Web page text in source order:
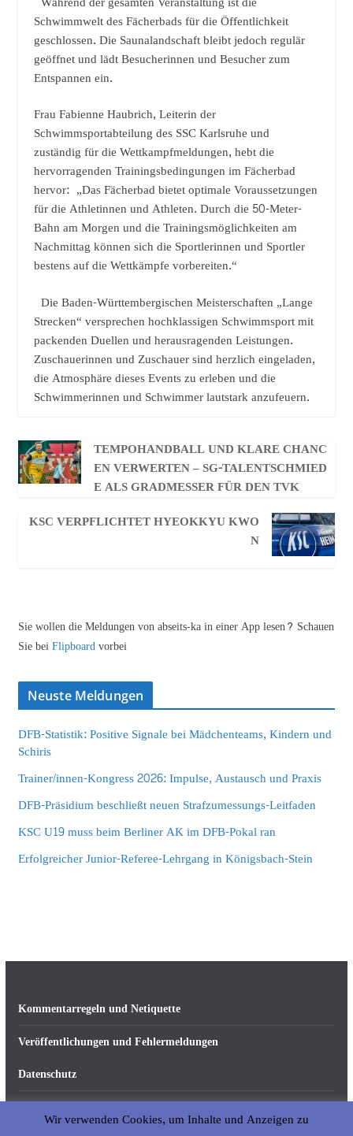
Schwimmwelt des Fächerbads für die Öffentlichkeit
geschlossen. Die Saunalandschaft bleibt jedoch regulär
geöffnet und lädt Besucherinnen und Besucher zum
Entspannen ein.
Frau Fabienne Haubrich, Leiterin der
Schwimmsportabteilung des SSC Karlsruhe und
zuständig für die Wettkampfmeldungen, hebt die
hervorragenden Trainingsbedingungen im Fächerbad
hervor: „Das Fächerbad bietet optimale Voraussetzungen
für die Athletinnen und Athleten. Durch die 50-Meter-
Bahn am Morgen und die Trainingsmöglichkeiten am
Nachmittag können sich die Sportlerinnen und Sportler
bestens auf die Wettkämpfe vorbereiten.“
Die Baden-Württembergischen Meisterschaften „Lange
Strecken“ versprechen hochklassigen Schwimmsport mit
packenden Duellen und herausragenden Leistungen.
Zuschauerinnen und Zuschauer sind herzlich eingeladen,
die Atmosphäre dieses Events zu erleben und die
Schwimmerinnen und Schwimmer lautstark anzufeuern.
TEMPOHANDBALL UND KLARE CHANC
EN VERWERTEN – SG-TALENTSCHMIED
E ALS GRADMESSER FÜR DEN TVK
KSC VERPFLICHTET HYEOKKYU KWO
N
Sie wollen die Meldungen von abseits-ka in einer App lesen? Schauen
Sie beiFlipboardvorbei
Neuste Meldungen
DFB-Statistik: Positive Signale bei Mädchenteams, Kindern und
Schiris
Trainer/innen-Kongress 2026: Impulse, Austausch und Praxis
DFB-Präsidium beschließt neuen Strafzumessungs-Leitfaden
KSC U19 muss beim Berliner AK im DFB-Pokal ran
Erfolgreicher Junior-Referee-Lehrgang in Königsbach-Stein
Kommentarregeln und Netiquette
Veröffentlichungen und Fehlermeldungen
Datenschutz
Impressum
Wir verwenden Cookies, um Inhalte und Anzeigen zu